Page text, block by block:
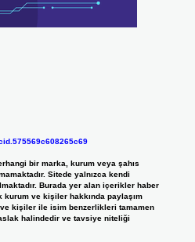
bir marka, kurum veya şahıs
Sitede yalnızca kendi
Burada yer alan içerikler haber
ve kişiler hakkında paylaşım
ve kişiler ile isim benzerlikleri tamamen
halindedir ve tavsiye niteliği